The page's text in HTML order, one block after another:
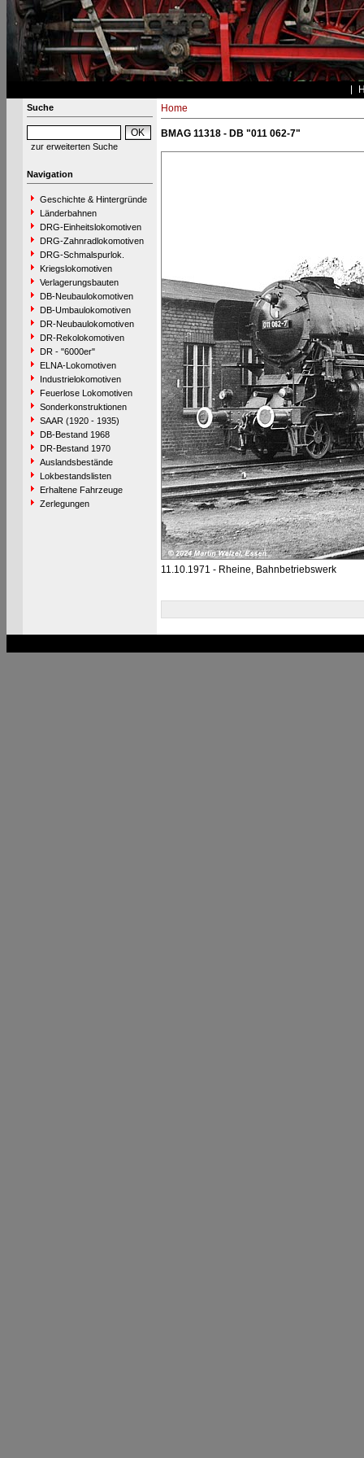
Suche
zur erweiterten Suche
Navigation
Geschichte & Hintergründe
Länderbahnen
DRG-Einheitslokomotiven
DRG-Zahnradlokomotiven
DRG-Schmalspurlok.
Kriegslokomotiven
Verlagerungsbauten
DB-Neubaulokomotiven
DB-Umbaulokomotiven
DR-Neubaulokomotiven
DR-Rekolokomotiven
DR - "6000er"
ELNA-Lokomotiven
Industrielokomotiven
Feuerlose Lokomotiven
Sonderkonstruktionen
SAAR (1920 - 1935)
DB-Bestand 1968
DR-Bestand 1970
Auslandsbestände
Lokbestandslisten
Erhaltene Fahrzeuge
Zerlegungen
Home
BMAG 11318 - DB "011 062-7"
11.10.1971 - Rheine, Bahnbetriebswerk